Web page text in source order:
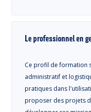
Le professionnel en
Ce profil de formation
administratif et
pratiques dans
proposer des projets